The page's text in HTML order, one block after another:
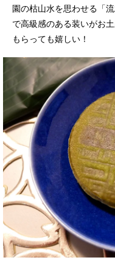
園の枯山水を思わせる「
で高級感のある装いがお
もらっても嬉しい！